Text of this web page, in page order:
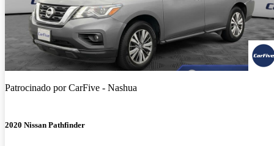
Patrocinado porCarFive - Nashua
2020 Nissan Pathfinder